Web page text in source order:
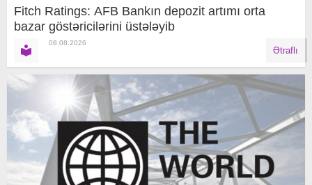
Fitch Ratings: AFB Bankın depozit artımı orta
bazar göstəricilərini üstələyib
08.08.2026
Ətraflı